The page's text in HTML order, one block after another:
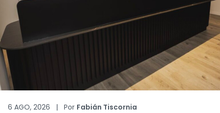
6 AGO, 2026 | Por Fabián Tiscornia